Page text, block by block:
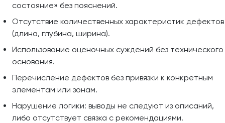
состояние» без пояснений.
Отсутствие количественных характеристик дефектов
(длина, глубина, ширина).
Использование оценочных суждений без технического
основания.
Перечисление дефектов без привязки к конкретным
элементам или зонам.
Нарушение логики: выводы не следуют из описаний,
либо отсутствует связка с рекомендациями.